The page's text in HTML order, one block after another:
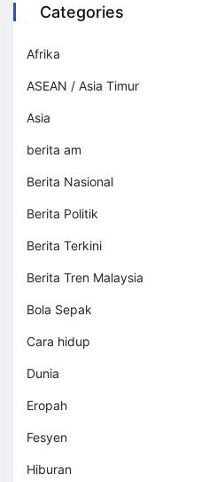
Categories
Afrika
ASEAN / Asia Timur
Asia
berita am
Berita Nasional
Berita Politik
Berita Terkini
Berita Tren Malaysia
Bola Sepak
Cara hidup
Dunia
Eropah
Fesyen
Hiburan